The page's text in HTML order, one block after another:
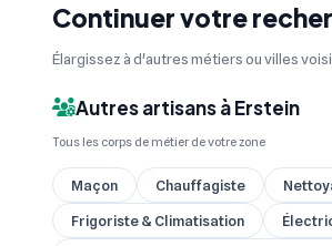
Continuer votre
Élargissez à d'autres métiers ou villes
Autres artisans à Erstein
Tous les corps de métier de votre zone
Maçon Chauffagiste
Frigoriste & Climatisation